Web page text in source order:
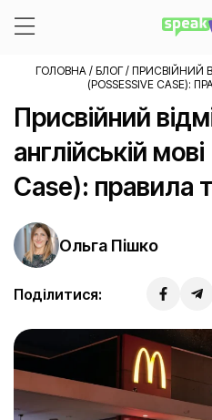
ГОЛОВНА / БЛОГ/ ПРИСВІЙНИЙ
(POSSESSIVE CASE):
Присвійний
англійській
Case): правила
Ольга Пішко
Поділитися: